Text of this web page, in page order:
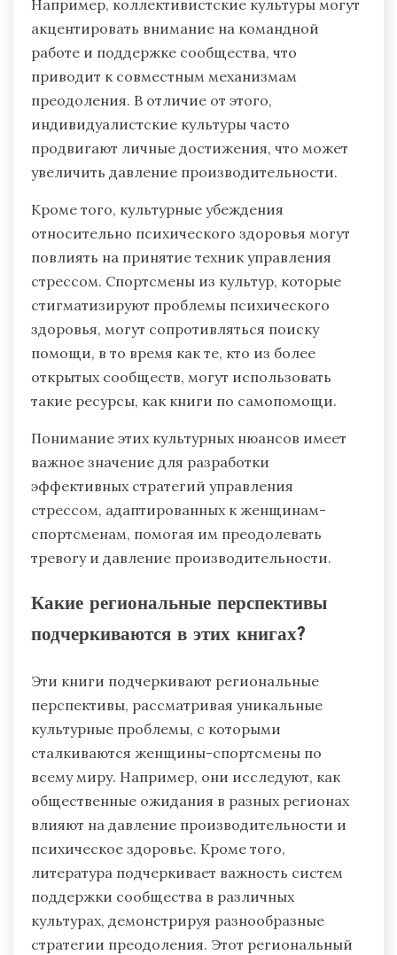
Например, коллективистские культуры могут
акцентировать внимание на командной
работе и поддержке сообщества, что
приводит к совместным механизмам
преодоления. В отличие от этого,
индивидуалистские культуры часто
продвигают личные достижения, что может
увеличить давление производительности.
Кроме того, культурные убеждения
относительно психического здоровья могут
повлиять на принятие техник управления
стрессом. Спортсмены из культур, которые
стигматизируют проблемы психического
здоровья, могут сопротивляться поиску
помощи, в то время как те, кто из более
открытых сообществ, могут использовать
такие ресурсы, как книги по самопомощи.
Понимание этих культурных нюансов имеет
важное значение для разработки
эффективных стратегий управления
стрессом, адаптированных к женщинам-
спортсменам, помогая им преодолевать
тревогу и давление производительности.
Какие региональные перспективы
подчеркиваются в этих книгах?
Эти книги подчеркивают региональные
перспективы, рассматривая уникальные
культурные проблемы, с которыми
сталкиваются женщины-спортсмены по
всему миру. Например, они исследуют, как
общественные ожидания в разных регионах
влияют на давление производительности и
психическое здоровье. Кроме того,
литература подчеркивает важность систем
поддержки сообщества в различных
культурах, демонстрируя разнообразные
стратегии преодоления. Этот региональный